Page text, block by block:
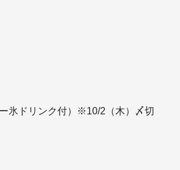
氷ドリンク付）※10/2（木）〆切